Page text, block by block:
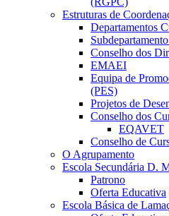
Estruturas de
Departamentos
Conselho dos
EMAEI
Equipa de
(PES)
Projetos de
Conselho dos
EQAVET
Conselho de
O Agrupamento
Escola Secundária D.
Patrono
Oferta Educativa
Escola Básica de